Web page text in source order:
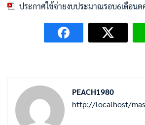
ประกาศใช้จ่ายงบประมาณรอบ6เดือน
PEACH1980
http://localhost/